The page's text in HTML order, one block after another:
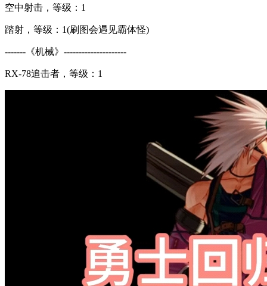
空中射击，等级：1
踏射，等级：1(刷图会遇见霸体怪)
-------《机械》---------------------
RX-78追击者，等级：1